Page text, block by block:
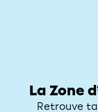
La Zone
Retrouve